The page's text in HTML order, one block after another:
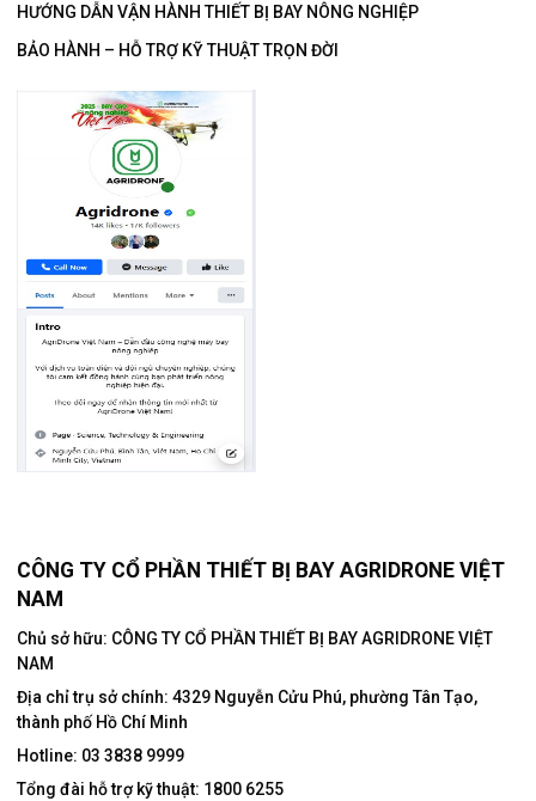
HƯỚNG DẪN VẬN HÀNH THIẾT BỊ BAY NÔNG NGHIỆP
BẢO HÀNH – HỖ TRỢ KỸ THUẬT TRỌN ĐỜI
CÔNG TY CỔ PHẦN THIẾT BỊ BAY AGRIDRONE VIỆT
NAM
Chủ sở hữu: CÔNG TY CỔ PHẦN THIẾT BỊ BAY AGRIDRONE VIỆT
NAM
Địa chỉ trụ sở chính: 4329 Nguyễn Cửu Phú, phường Tân Tạo,
thành phố Hồ Chí Minh
Hotline: 03 3838 9999
Tổng đài hỗ trợ kỹ thuật: 1800 6255